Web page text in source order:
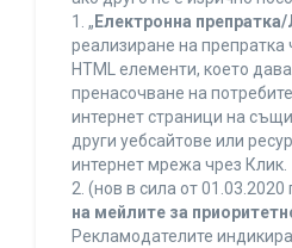
1. „ Електронна
реализиране на препратка
HTML елементи, което
пренасочване на
интернет страници на
други уебсайтове или
интернет мрежа чрез Клик.
2. (нов в сила от 01.03.2020
на мейлите за
Рекламодателите